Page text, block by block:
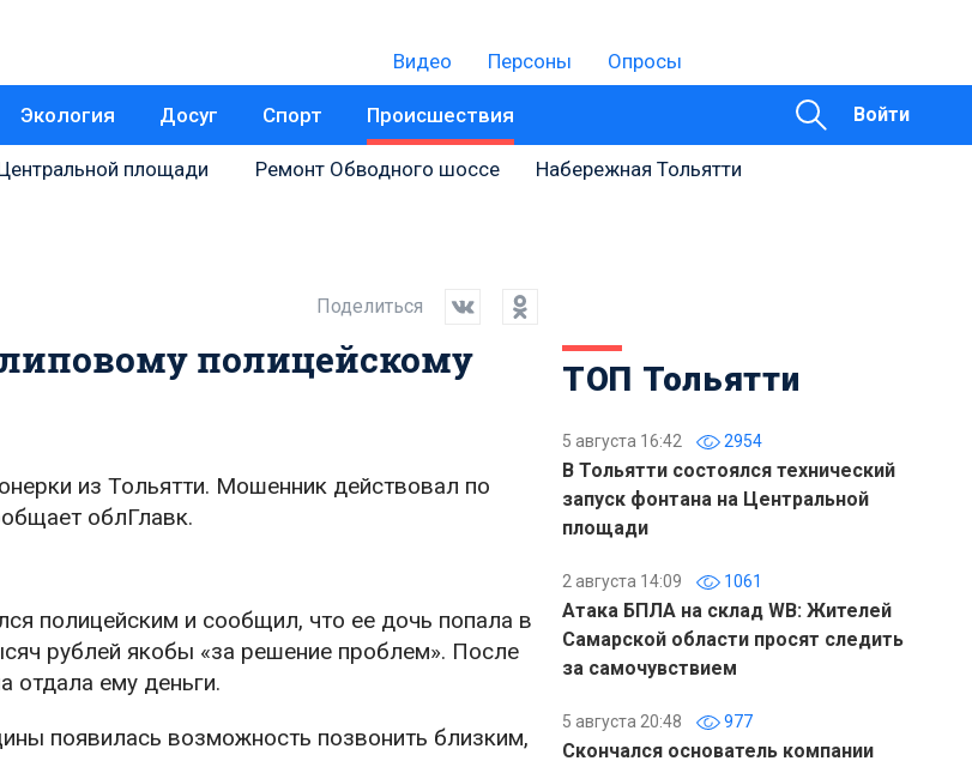
Видео Персоны Опросы
Экология Досуг Спорт Происшествия Войти
площади Ремонт Обводного шоссе
Набережная Тольятти
Поделиться
полицейскому
из Тольятти. Мошенник действовал по
облГлавк.
полицейским и сообщил, что ее дочь попала в
рублей якобы «за решение проблем». После
отдала ему деньги.
появилась возможность позвонить близким,
ТОП Тольятти
5 августа 16:42 2954
В Тольятти состоялся технический
запуск фонтана на Центральной
площади
2 августа 14:09 1061
Атака БПЛА на склад WB: Жителей
Самарской области просят следить
за самочувствием
5 августа 20:48 977
Скончался основатель компании